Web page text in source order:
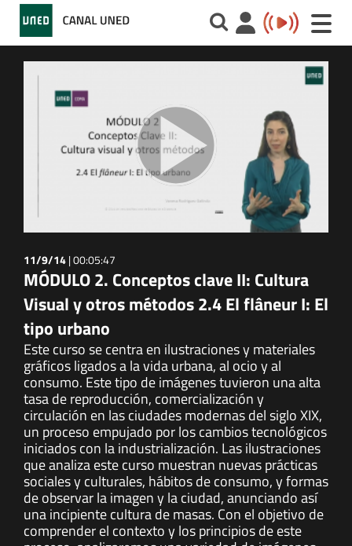
Toggle
11/9/14|00:05:47
MÓDULO 2. Conceptos clave II: Cultura
Visual y otros métodos 2.4 El flâneur I: El
tipo urbano
Este curso se centra en ilustraciones y materiales
gráficos ligados a la vida urbana, al ocio y al
consumo. Este tipo de imágenes tuvieron una alta
tasa de reproducción, comercialización y
circulación en las ciudades modernas del siglo XIX,
un proceso empujado por los cambios tecnológicos
iniciados con la industrialización. Las ilustraciones
que analiza este curso muestran nuevas prácticas
sociales y culturales, hábitos de consumo, y formas
de observar la imagen y la ciudad, anunciando así
una incipiente cultura de masas. Con el objetivo de
comprender el contexto y los principios de este